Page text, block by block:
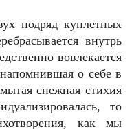
подряд куплетных
внутрь
вовлекается
о себе в
снежная стихия
то
как мы